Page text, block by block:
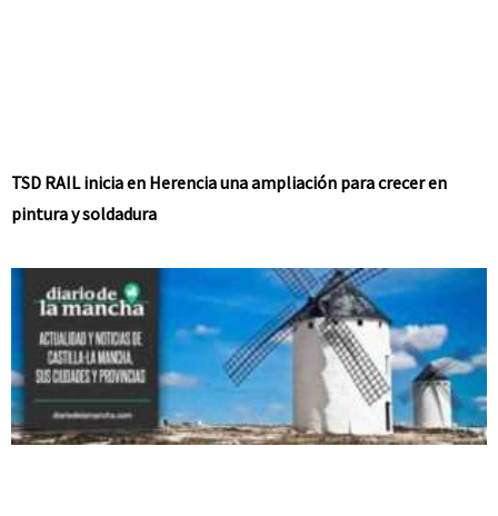
TSD RAIL inicia en Herencia una ampliación para crecer en
pintura y soldadura